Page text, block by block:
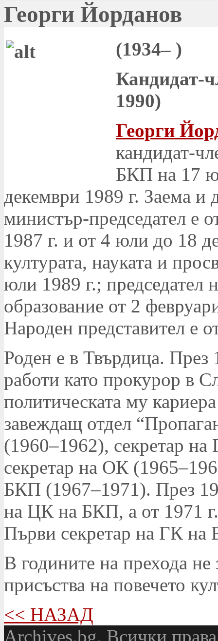
Георги Йорданов
(1934– )
Кандидат-
1990)
Георги
кандидат-
БКП на 17
декември 1989 г. Заема и
министър-председател е
1987 г. и от 4 юли до 18
културата, науката и
юли 1989 г.; председател
образование от 2
Народен представител е
Роден е в Твърдица.
работи като прокурор в
политическата му
завеждащ отдел
(1960–1962), секретар
секретар на ОК
БКП (1967–1971). През
на ЦК на БКП, а от 1971
Първи секретар на ГК
В годините на прехода
присъства на повечето
<< НАЗАД
Аrchives.bg. Всички права